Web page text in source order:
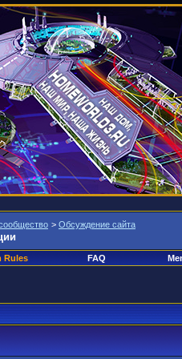
> Обсуждение сайта
Rules FAQ